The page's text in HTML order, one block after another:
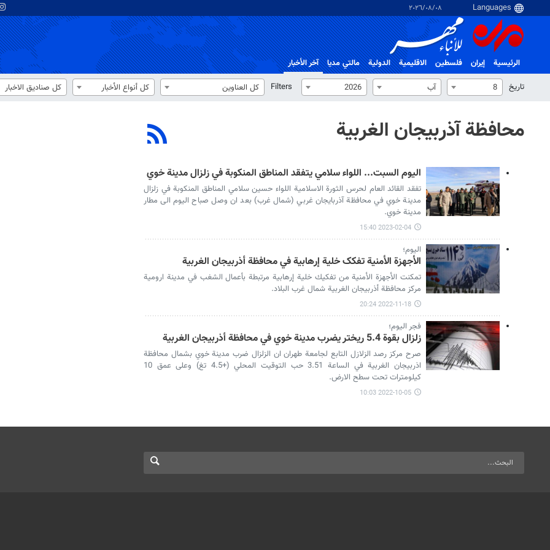
٠٨‏/٠٨‏/٢٠٢٦
الرئيسية إيران فلسطین الاقلیمیة الدولية مالتي مدیا
آخر الأخبار
تاریخ
8 آب 2026
Filters كل العناوين كل أنواع الأخبار كل صناديق الاخبار
محافظة آذربيجان الغربية
اليوم السبت... اللواء سلامي يتفقد المناطق المنكوبة في زلزال مدينة خوي
تفقد القائد العام لحرس الثورة الاسلامية اللواء حسين سلامي المناطق المنكوبة في زلزال
مدينة خوي في محافظة آذربايجان غربي (شمال غرب) بعد ان وصل صباح اليوم الى مطار
مدينة خوي.
2023-02-04 15:40
اليوم؛
الأجهزة الأمنية تفکک خلیة إرهابیة في محافظة أذربیجان الغربیة
تمكنت الأجهزة الأمنية من تفكيك خلية إرهابية مرتبطة بأعمال الشغب في مدينة ارومية
مركز محافظة أذربيجان الغربية شمال غرب البلاد.
2022-11-18 20:24
فجر اليوم؛
زلزال بقوة 5.4 ريختر يضرب مدينة خوي في محافظة أذربيجان الغربية
صرح مركز رصد الزلازل التابع لجامعة طهران ان الزلزال ضرب مدينة خوي بشمال محافظة
اذربيجان الغربية في الساعة 3.51 حب التوقيت المحلي (+4.5 تغ) وعلى عمق 10
كيلومترات تحت سطح الارض.
2022-10-05 10:03